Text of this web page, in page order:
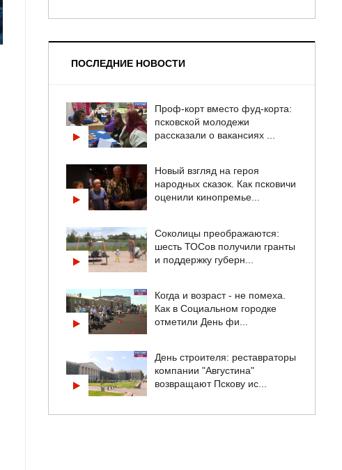
ПОСЛЕДНИЕ НОВОСТИ
Проф-корт вместо фуд-корта:
псковской молодежи
рассказали о вакансиях ...
Новый взгляд на героя
народных сказок. Как псковичи
оценили кинопремье...
Соколицы преображаются:
шесть ТОСов получили гранты
и поддержку губерн...
Когда и возраст - не помеха.
Как в Социальном городке
отметили День фи...
День строителя: реставраторы
компании "Августина"
возвращают Пскову ис...